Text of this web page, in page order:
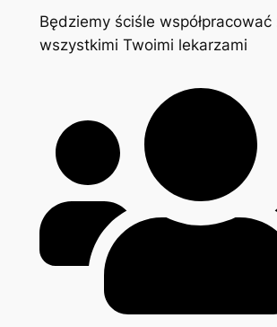
Będziemy ściśle współpracować
wszystkimi Twoimi lekarzami